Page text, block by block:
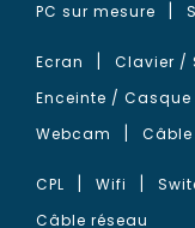
PC sur mesure
Ecran
Clavier /
Enceinte /
Webcam
CPL Wifi
Câble réseau